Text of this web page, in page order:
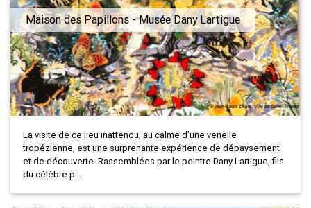
Maison des Papillons - Musée Dany Lartigue
La visite de ce lieu inattendu, au calme d’une venelle
tropézienne, est une surprenante expérience de dépaysement
et de découverte. Rassemblées par le peintre Dany Lartigue, fils
du célèbre p...